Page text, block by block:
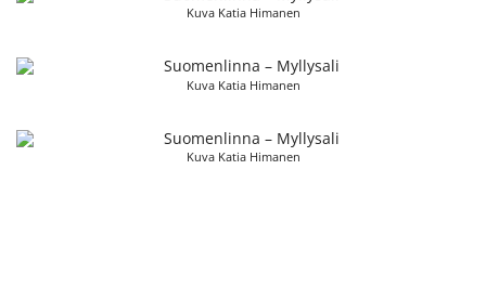
Kuva Katia Himanen
Kuva Katia Himanen
Kuva Katia Himanen